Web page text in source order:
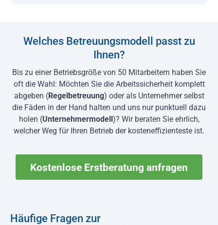
Welches Betreuungsmodell passt zu
Ihnen?
Bis zu einer Betriebsgröße von 50 Mitarbeitern haben Sie
oft die Wahl: Möchten Sie die Arbeitssicherheit komplett
abgeben (Regelbetreuung) oder als Unternehmer selbst
die Fäden in der Hand halten und uns nur punktuell dazu
holen (Unternehmermodell)? Wir beraten Sie ehrlich,
welcher Weg für Ihren Betrieb der kosteneffizienteste ist.
Kostenlose Erstberatung anfragen
Häufige Fragen zur